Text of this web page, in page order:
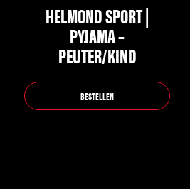
HELMOND SPORT |
PYJAMA –
PEUTER/KIND
BESTELLEN
worden